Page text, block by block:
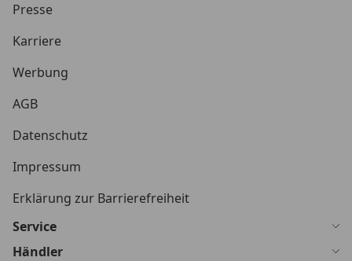
Presse
Karriere
Werbung
AGB
Datenschutz
Impressum
Erklärung zur Barrierefreiheit
Service
Händler